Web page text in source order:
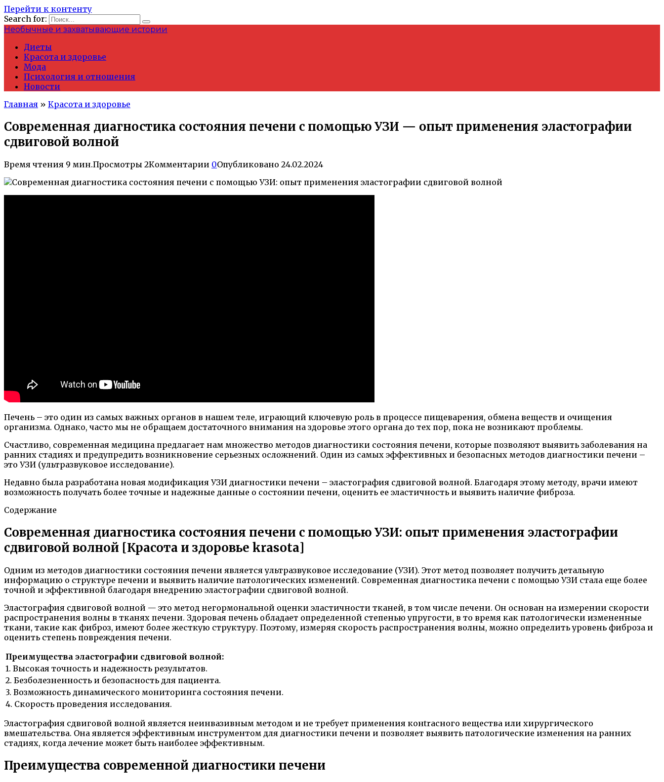
Перейти к контенту
Search for:
Необычные и захватывающие истории
Диеты
Красота и здоровье
Мода
Психология и отношения
Новости
Главная » Красота и здоровье
Современная диагностика состояния печени с помощью УЗИ — опыт применения эластографии
сдвиговой волной
Время чтения 9 мин.Просмотры 2Комментарии 0Опубликовано 24.02.2024
Печень – это один из самых важных органов в нашем теле, играющий ключевую роль в процессе пищеварения, обмена веществ и очищения
организма. Однако, часто мы не обращаем достаточного внимания на здоровье этого органа до тех пор, пока не возникают проблемы.
Счастливо, современная медицина предлагает нам множество методов диагностики состояния печени, которые позволяют выявить заболевания на
ранних стадиях и предупредить возникновение серьезных осложнений. Один из самых эффективных и безопасных методов диагностики печени –
это УЗИ (ультразвуковое исследование).
Недавно была разработана новая модификация УЗИ диагностики печени – эластография сдвиговой волной. Благодаря этому методу, врачи имеют
возможность получать более точные и надежные данные о состоянии печени, оценить ее эластичность и выявить наличие фиброза.
Содержание
Современная диагностика состояния печени с помощью УЗИ: опыт применения эластографии
сдвиговой волной [Красота и здоровье krasota]
Одним из методов диагностики состояния печени является ультразвуковое исследование (УЗИ). Этот метод позволяет получить детальную
информацию о структуре печени и выявить наличие патологических изменений. Современная диагностика печени с помощью УЗИ стала еще более
точной и эффективной благодаря внедрению эластографии сдвиговой волной.
Эластография сдвиговой волной — это метод негормональной оценки эластичности тканей, в том числе печени. Он основан на измерении скорости
распространения волны в тканях печени. Здоровая печень обладает определенной степенью упругости, в то время как патологически измененные
ткани, такие как фиброз, имеют более жесткую структуру. Поэтому, измеряя скорость распространения волны, можно определить уровень фиброза и
оценить степень повреждения печени.
Преимущества эластографии сдвиговой волной:
1. Высокая точность и надежность результатов.
2. Безболезненность и безопасность для пациента.
3. Возможность динамического мониторинга состояния печени.
4. Скорость проведения исследования.
Эластография сдвиговой волной является неинвазивным методом и не требует применения конtrасного вещества или хирургического
вмешательства. Она является эффективным инструментом для диагностики печени и позволяет выявить патологические изменения на ранних
стадиях, когда лечение может быть наиболее эффективным.
Преимущества современной диагностики печени